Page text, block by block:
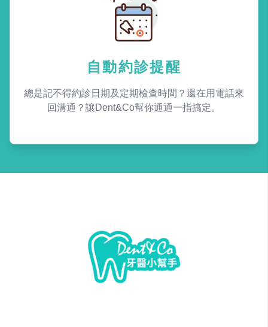
自動約診提醒
總是記不得約診日期及定期檢查時間？還在用電話來
回溝通？讓Dent&Co幫你通通一指搞定。